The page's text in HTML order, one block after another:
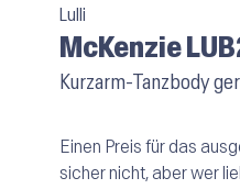
Lulli
McKenzie
Kurzarm-Tanzbody
Einen Preis für das
sicher nicht, aber wer